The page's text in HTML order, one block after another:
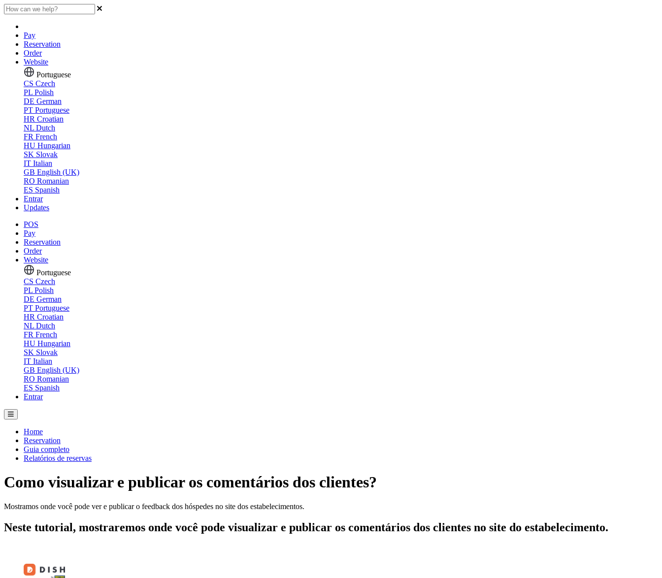
Pay
Reservation
Order
Website
Portuguese
CS Czech
PL Polish
DE German
PT Portuguese
HR Croatian
NL Dutch
FR French
HU Hungarian
SK Slovak
IT Italian
GB English (UK)
RO Romanian
ES Spanish
Entrar
Updates
POS
Pay
Reservation
Order
Website
Portuguese
CS Czech
PL Polish
DE German
PT Portuguese
HR Croatian
NL Dutch
FR French
HU Hungarian
SK Slovak
IT Italian
GB English (UK)
RO Romanian
ES Spanish
Entrar
Home
Reservation
Guia completo
Relatórios de reservas
Como visualizar e publicar os comentários dos clientes?
Mostramos onde você pode ver e publicar o feedback dos hóspedes no site dos estabelecimentos.
Neste tutorial, mostraremos onde você pode visualizar e publicar os comentários dos clientes no site do estabelecimento.